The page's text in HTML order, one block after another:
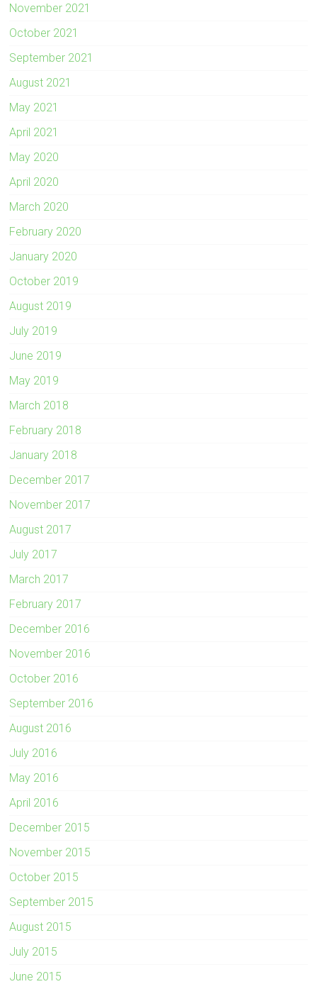
November 2021
October 2021
September 2021
August 2021
May 2021
April 2021
May 2020
April 2020
March 2020
February 2020
January 2020
October 2019
August 2019
July 2019
June 2019
May 2019
March 2018
February 2018
January 2018
December 2017
November 2017
August 2017
July 2017
March 2017
February 2017
December 2016
November 2016
October 2016
September 2016
August 2016
July 2016
May 2016
April 2016
December 2015
November 2015
October 2015
September 2015
August 2015
July 2015
June 2015